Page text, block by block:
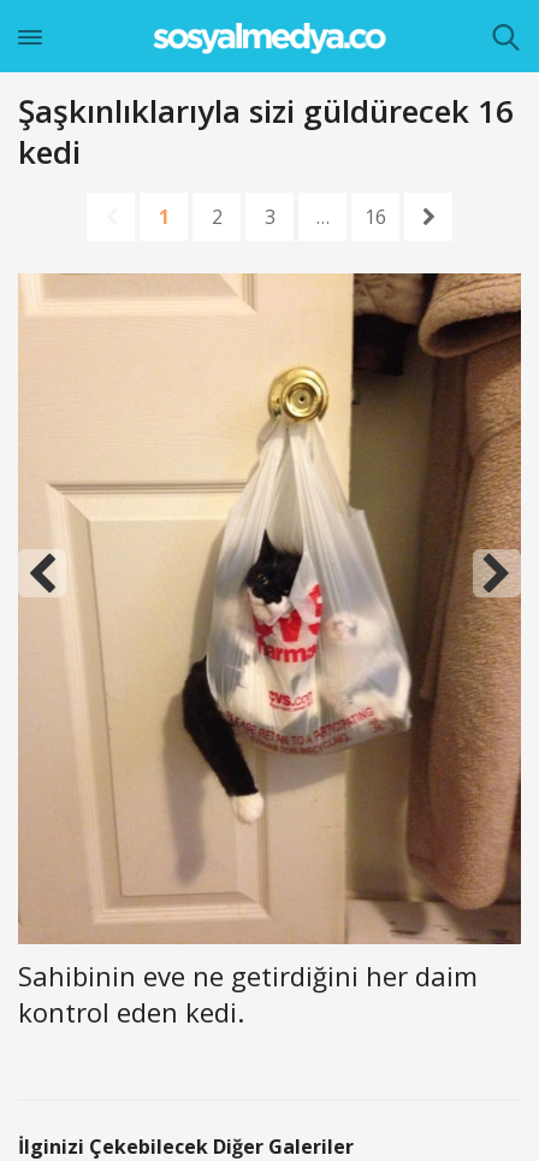
Şaşkınlıklarıyla sizi güldürecek 16
kedi
1 2 3 … 16
Sahibinin eve ne getirdiğini her daim
kontrol eden kedi.
İlginizi Çekebilecek Diğer Galeriler